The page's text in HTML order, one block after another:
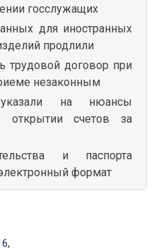
госслужащих
для иностранных
продлили
трудовой договор при
незаконным
на нюансы
открытии счетов за
и паспорта
формат